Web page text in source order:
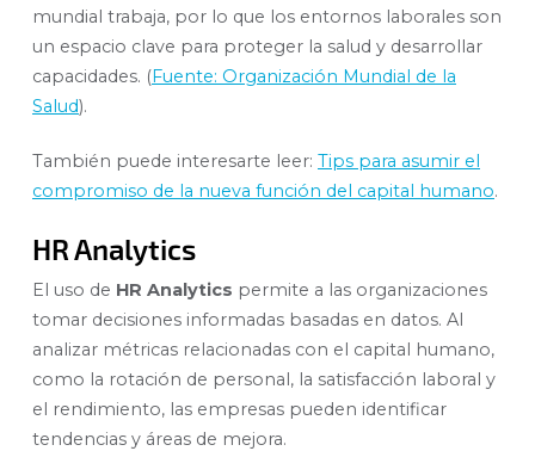
mundial trabaja, por lo que los entornos laborales son
un espacio clave para proteger la salud y desarrollar
capacidades. (Fuente: Organización Mundial de la
Salud).
También puede interesarte leer: Tips para asumir el
compromiso de la nueva función del capital humano.
HR Analytics
El uso de HR Analytics permite a las organizaciones
tomar decisiones informadas basadas en datos. Al
analizar métricas relacionadas con el capital humano,
como la rotación de personal, la satisfacción laboral y
el rendimiento, las empresas pueden identificar
tendencias y áreas de mejora.